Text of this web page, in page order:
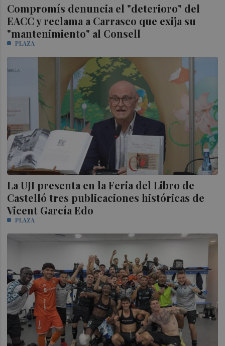
Compromís denuncia el "deterioro" del
EACC y reclama a Carrasco que exija su
"mantenimiento" al Consell
PLAZA
La UJI presenta en la Feria del Libro de
Castelló tres publicaciones históricas de
Vicent García Edo
PLAZA